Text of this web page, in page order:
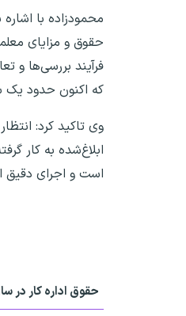
حقوق و مزایای
که اکنون حدود یک
وی تاکید کرد:
ابلاغ‌شده به کار
است و اجرای دقیق
حقوق اداره کار در سال